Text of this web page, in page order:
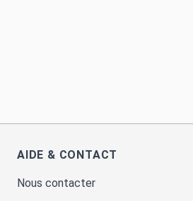
AIDE & CONTACT
Nous contacter